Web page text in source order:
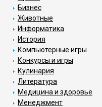
Бизнес
Животные
Информатика
История
Компьютерные игры
Конкурсы и игры
Кулинария
Литература
Медицина и здоровье
Менеджмент